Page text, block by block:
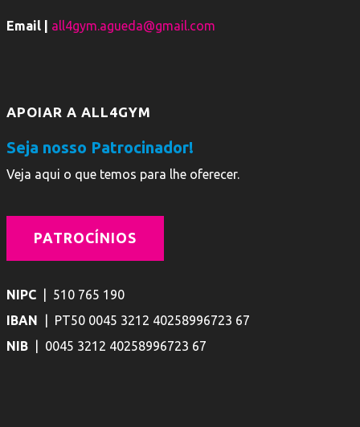
Email | all4gym.agueda@gmail.com
APOIAR A ALL4GYM
Seja nosso Patrocinador!
Veja aqui o que temos para lhe oferecer.
PATROCÍNIOS
NIPC | 510 765 190
IBAN | PT50 0045 3212 40258996723 67
NIB
| 0045 3212 40258996723 67